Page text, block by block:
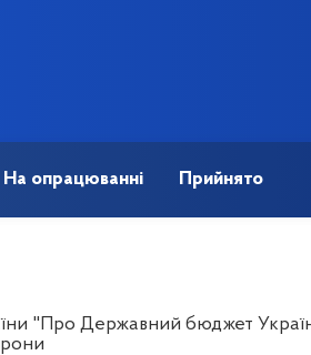
На опрацюванні Прийнято
"Про Державний бюджет